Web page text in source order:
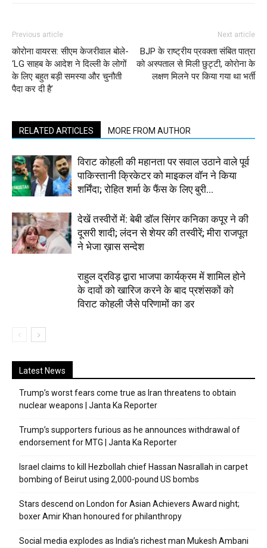
Previous article
कोरोना वायरस: सीएम केजरीवाल बोले-
‘LG साहब के आदेश ने दिल्ली के लोगों
के लिए बहुत बड़ी समस्या और चुनौती
पैदा कर दी है’
Next article
BJP के राष्ट्रीय प्रवक्ता संबित पात्रा
को अस्पताल से मिली छुट्टी, कोरोना के
लक्षण मिलने पर किया गया था भर्ती
RELATED ARTICLES MORE FROM AUTHOR
विराट कोहली की महानता पर सवाल उठाने वाले पूर्व
पाकिस्तानी क्रिकेटर को माइकल वॉन ने किया
शर्मिंदा; रोहित शर्मा के फैंस के लिए बुरी...
देखें तस्वीरों में: बेबी डॉल सिंगर कनिका कपूर ने की
दूसरी शादी; लंदन से शेयर की तस्वीरें; मीरा राजपूत
ने भेजा ख़ास सन्देश
राहुल द्रविड़ द्वारा भाजपा कार्यक्रम में शामिल होने
के दावों को खारिज करने के बाद प्रशंसकों को
विराट कोहली जैसे परिणामों का डर
Latest News
Trump’s worst fears come true as Iran threatens to obtain
nuclear weapons | Janta Ka Reporter
Trump’s supporters furious as he announces withdrawal of
endorsement for MTG | Janta Ka Reporter
Israel claims to kill Hezbollah chief Hassan Nasrallah in carpet
bombing of Beirut using 2,000-pound US bombs
Stars descend on London for Asian Achievers Award night;
boxer Amir Khan honoured for philanthropy
Social media explodes as India’s richest man Mukesh Ambani